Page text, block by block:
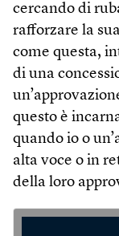
cercando di
rafforzare la
come questa,
di una
questo è
quando io o
alta voce o in
della loro